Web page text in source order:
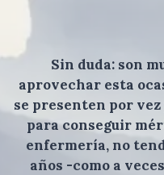
Sin duda: son
aprovechar esta
se presenten por
para conseguir
enfermería, no
años -como a